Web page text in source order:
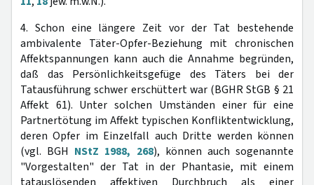
4. Schon eine längere Zeit vor der Tat bestehende
ambivalente Täter-Opfer-Beziehung mit chronischen
Affektspannungen kann auch die Annahme begründen,
daß das Persönlichkeitsgefüge des Täters bei der
Tatausführung schwer erschüttert war (BGHR StGB § 21
Affekt 61). Unter solchen Umständen einer für eine
Partnertötung im Affekt typischen Konfliktentwicklung,
deren Opfer im Einzelfall auch Dritte werden können
(vgl. BGH NStZ 1988, 268), können auch sogenannte
"Vorgestalten" der Tat in der Phantasie, mit einem